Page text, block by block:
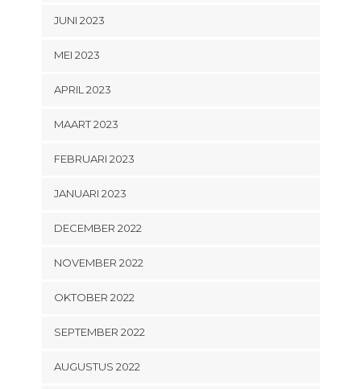
JUNI 2023
MEI 2023
APRIL 2023
MAART 2023
FEBRUARI 2023
JANUARI 2023
DECEMBER 2022
NOVEMBER 2022
OKTOBER 2022
SEPTEMBER 2022
AUGUSTUS 2022